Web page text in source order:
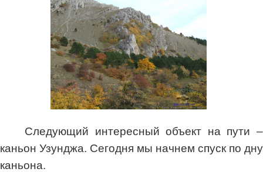
Следующий интересный объект на пути –
каньон Узунджа. Сегодня мы начнем спуск по дну
каньона.